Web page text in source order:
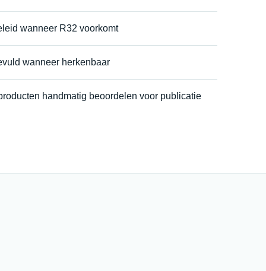
wanneer R32 voorkomt
wanneer herkenbaar
handmatig beoordelen voor publicatie